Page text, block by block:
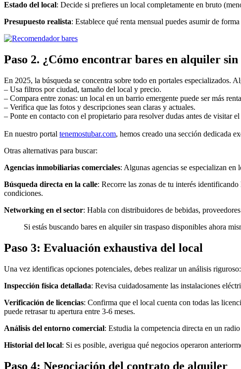
Estado del local: Decide si prefieres un local completamente en bruto
Presupuesto realista: Establece qué renta mensual puedes asumir de
Paso 2. ¿Cómo encontrar bares en alquiler sin
En 2025, la búsqueda se concentra sobre todo en portales especializados.
– Usa filtros por ciudad, tamaño del local y precio.
– Compara entre zonas: un local en un barrio emergente puede ser más
– Verifica que las fotos y descripciones sean claras y actuales.
– Ponte en contacto con el propietario para resolver dudas antes de visitar
En nuestro portal tenemostubar.com, hemos creado una sección dedicada
Otras alternativas para buscar:
Agencias inmobiliarias comerciales: Algunas agencias se especializan
Búsqueda directa en la calle: Recorre las zonas de tu interés
condiciones.
Networking en el sector: Habla con distribuidores de bebidas,
Si estás buscando bares en alquiler sin traspaso disponibles ahora
Paso 3: Evaluación exhaustiva del local
Una vez identificas opciones potenciales, debes realizar un análisis riguroso:
Inspección física detallada: Revisa cuidadosamente las instalaciones
Verificación de licencias: Confirma que el local cuenta con todas las
puede retrasar tu apertura entre 3-6 meses.
Análisis del entorno comercial: Estudia la competencia directa en un
Historial del local: Si es posible, averigua qué negocios operaron
Paso 4: Negociación del contrato de alquiler